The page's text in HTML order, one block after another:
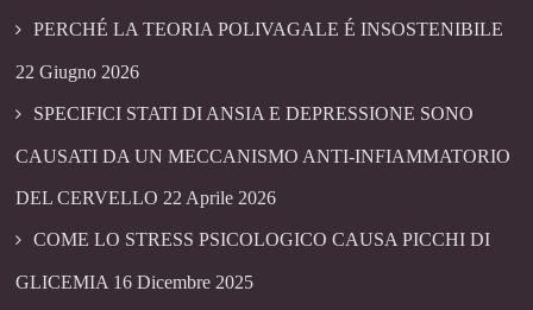
PERCHÉ LA TEORIA POLIVAGALE É INSOSTENIBILE
22 Giugno 2026
SPECIFICI STATI DI ANSIA E DEPRESSIONE SONO
CAUSATI DA UN MECCANISMO ANTI-INFIAMMATORIO
DEL CERVELLO 22 Aprile 2026
COME LO STRESS PSICOLOGICO CAUSA PICCHI DI
GLICEMIA 16 Dicembre 2025